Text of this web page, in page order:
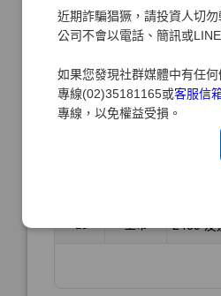
近期詐騙猖獗，請投資人切
公司不會以電話、簡訊或
如果您發現社群媒體中有任
專線(02)35181165或客服信
專線，以免權益受損。